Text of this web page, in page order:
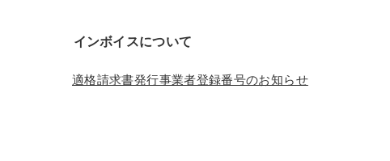
インボイスについて
適格請求書発行事業者登録番号のお知らせ